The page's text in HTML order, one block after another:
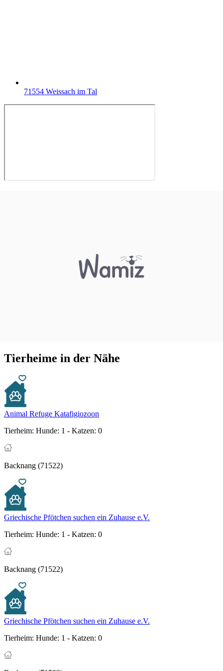
71554 Weissach im Tal
Tierheime in der Nähe
Animal Refuge Katafigiozoon
Tierheim: Hunde: 1 - Katzen: 0
Backnang (71522)
Griechische Pfötchen suchen ein Zuhause e.V.
Tierheim: Hunde: 1 - Katzen: 0
Backnang (71522)
Griechische Pfötchen suchen ein Zuhause e.V.
Tierheim: Hunde: 1 - Katzen: 0